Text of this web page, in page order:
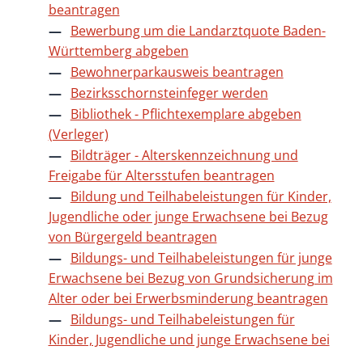
beantragen
Bewerbung um die Landarztquote Baden-
Württemberg abgeben
Bewohnerparkausweis beantragen
Bezirksschornsteinfeger werden
Bibliothek - Pflichtexemplare abgeben
(Verleger)
Bildträger - Alterskennzeichnung und
Freigabe für Altersstufen beantragen
Bildung und Teilhabeleistungen für Kinder,
Jugendliche oder junge Erwachsene bei Bezug
von Bürgergeld beantragen
Bildungs- und Teilhabeleistungen für junge
Erwachsene bei Bezug von Grundsicherung im
Alter oder bei Erwerbsminderung beantragen
Bildungs- und Teilhabeleistungen für
Kinder, Jugendliche und junge Erwachsene bei